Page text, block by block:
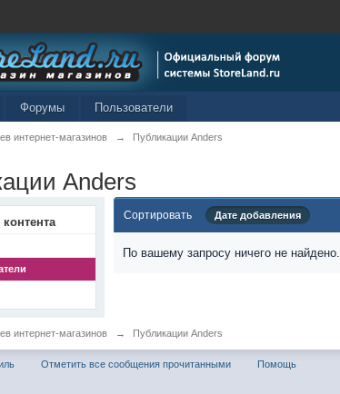
Форумы Пользователи
интернет-магазинов → Публикации Anders
Anders
Сортировать Дате добавления
По вашему запросу ничего не найдено.
интернет-магазинов → Публикации Anders
Отметить все сообщения прочитанными Помощь